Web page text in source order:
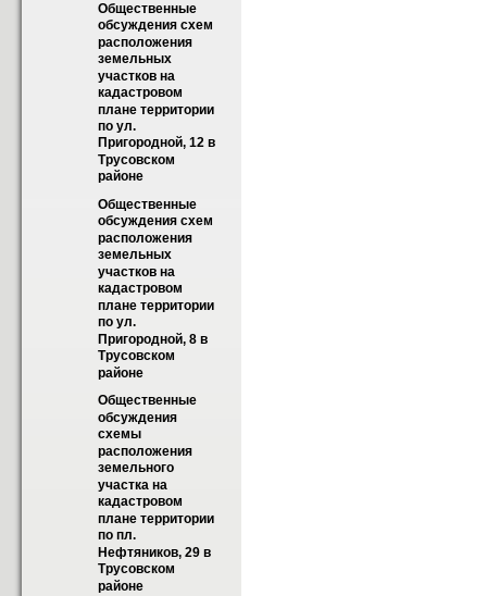
Общественные
обсуждения схем
расположения
земельных
участков на
кадастровом
плане территории
по ул.
Пригородной, 12 в
Трусовском
районе
Общественные
обсуждения схем
расположения
земельных
участков на
кадастровом
плане территории
по ул.
Пригородной, 8 в
Трусовском
районе
Общественные
обсуждения
схемы
расположения
земельного
участка на
кадастровом
плане территории
по пл.
Нефтяников, 29 в
Трусовском
районе